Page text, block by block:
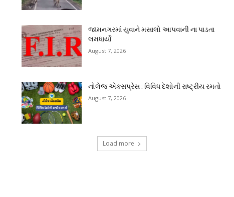
જામનગરમાં યુવાને મસાલો આપવાની ના પાડતા
લમધાર્યો
August 7, 2026
નોલેજ એક્સપ્રેસ : વિવિધ દેશોની રાષ્ટ્રીય રમતો
August 7, 2026
Load more